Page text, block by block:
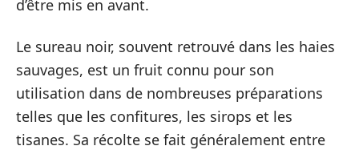
d’être mis en avant.
Le sureau noir, souvent retrouvé dans les haies
sauvages, est un fruit connu pour son
utilisation dans de nombreuses préparations
telles que les confitures, les sirops et les
tisanes. Sa récolte se fait généralement entre